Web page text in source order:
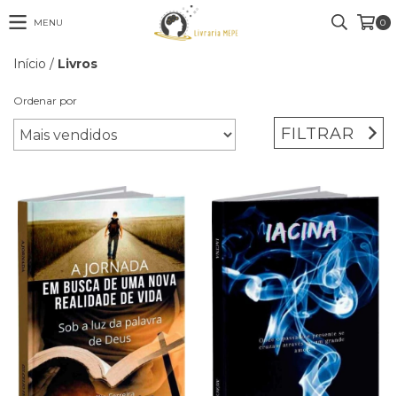
MENU 0
Início / Livros
Ordenar por
FILTRAR